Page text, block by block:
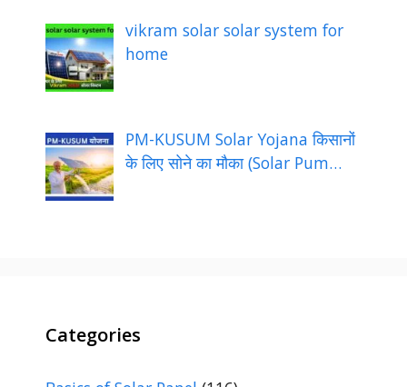
vikram solar solar system for
home
PM-KUSUM Solar Yojana किसानों
के लिए सोने का मौका (Solar Pum…
Categories